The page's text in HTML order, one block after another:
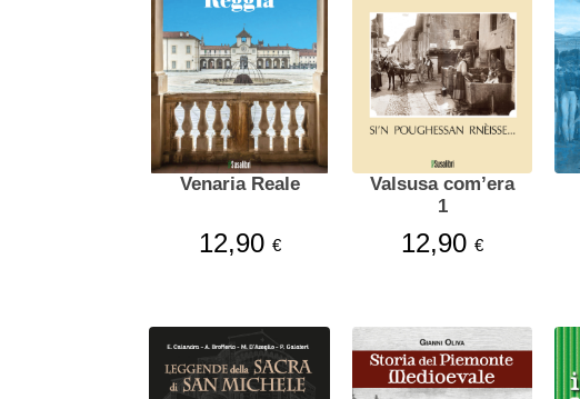
Venaria Reale
12,90 €
Valsusa com’era
1
12,90€